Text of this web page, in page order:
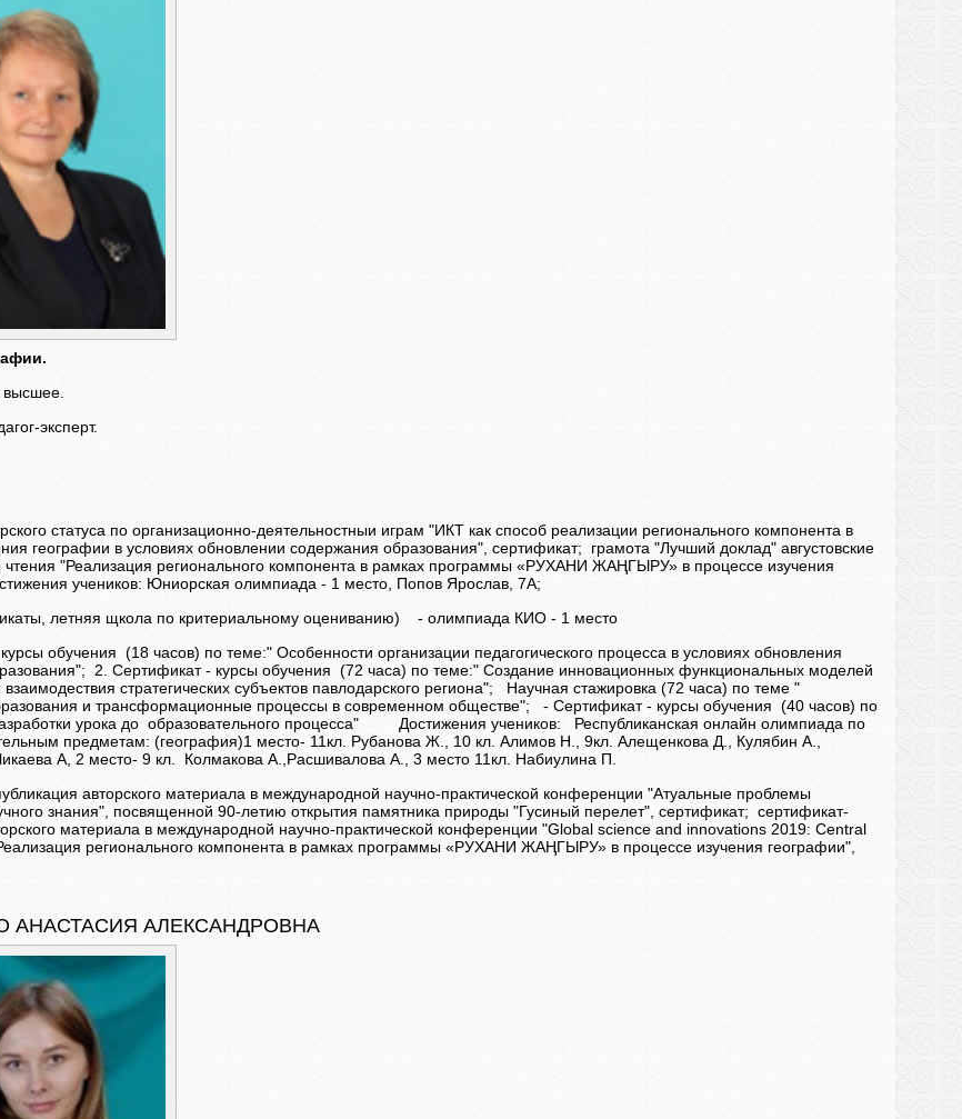
высшее.
эксперт.
статуса по организационно-деятельностныи играм "ИКТ как способ реализации регионального компонента в
географии в условиях обновлении содержания образования", сертификат; грамота "Лучший доклад" августовские
чтения "Реализация регионального компонента в рамках программы «РУХАНИ ЖАҢГЫРУ» в процессе изучения
учеников: Юниорская олимпиада - 1 место, Попов Ярослав, 7А;
летняя щкола по критериальному оцениванию) - олимпиада КИО - 1 место
обучения (18 часов) по теме:" Особенности организации педагогического процесса в условиях обновления
2. Сертификат - курсы обучения (72 часа) по теме:" Создание инновационных функциональных моделей
взаимодествия стратегических субъектов павлодарского региона"; Научная стажировка (72 часа) по теме "
и трансформационные процессы в современном обществе"; - Сертификат - курсы обучения (40 часов) по
урока до образовательного процесса" Достижения учеников: Республиканская онлайн олимпиада по
предметам: (география)1 место- 11кл. Рубанова Ж., 10 кл. Алимов Н., 9кл. Алещенкова Д., Кулябин А.,
А, 2 место- 9 кл. Колмакова А.,Расшивалова А., 3 место 11кл. Набиулина П.
авторского материала в международной научно-практической конференции "Атуальные проблемы
знания", посвященной 90-летию открытия памятника природы "Гусиный перелет", сертификат; сертификат-
материала в международной научно-практической конференции "Global science and innovations 2019: Central
регионального компонента в рамках программы «РУХАНИ ЖАҢГЫРУ» в процессе изучения географии",
АНАСТАСИЯ АЛЕКСАНДРОВНА